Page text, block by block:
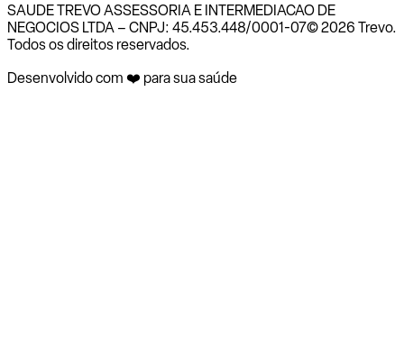
SAUDE TREVO ASSESSORIA E INTERMEDIACAO DE
NEGOCIOS LTDA – CNPJ: 45.453.448/0001-07© 2026 Trevo.
Todos os direitos reservados.
Desenvolvido com ❤️ para sua saúde